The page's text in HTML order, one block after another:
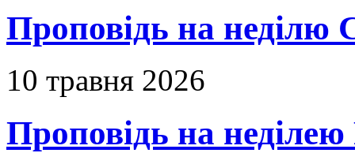
Проповідь на неділю
10 травня 2026
Проповідь на неділею